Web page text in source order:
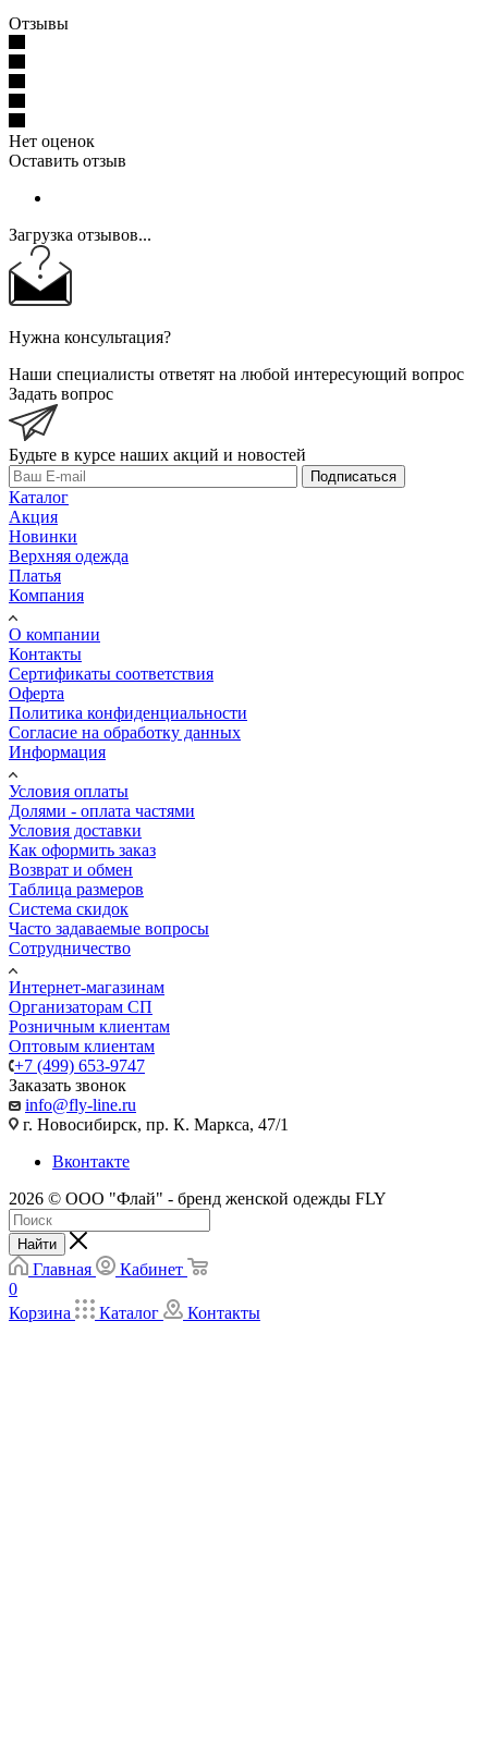
Отзывы
Нет оценок
Оставить отзыв
Загрузка отзывов...
Нужна консультация?
Наши специалисты ответят на любой интересующий вопрос
Задать вопрос
Будьте в курсе наших акций и новостей
Подписаться
Каталог
Акция
Новинки
Верхняя одежда
Платья
Компания
О компании
Контакты
Сертификаты соответствия
Оферта
Политика конфиденциальности
Согласие на обработку данных
Информация
Условия оплаты
Долями - оплата частями
Условия доставки
Как оформить заказ
Возврат и обмен
Таблица размеров
Система скидок
Часто задаваемые вопросы
Сотрудничество
Интернет-магазинам
Организаторам СП
Розничным клиентам
Оптовым клиентам
+7 (499) 653-9747
Заказать звонок
info@fly-line.ru
г. Новосибирск, пр. К. Маркса, 47/1
Вконтакте
2026 © ООО "Флай" - бренд женской одежды FLY
Найти
Главная
Кабинет
0
Корзина
Каталог Контакты